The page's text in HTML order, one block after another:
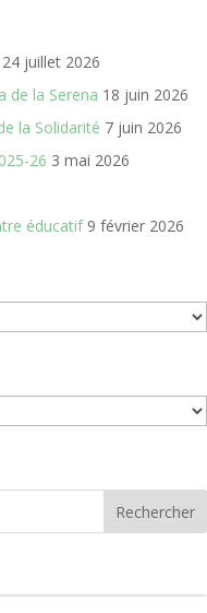
24 juillet 2026
de la Serena 18 juin 2026
la Solidarité 7 juin 2026
26 3 mai 2026
éducatif 9 février 2026